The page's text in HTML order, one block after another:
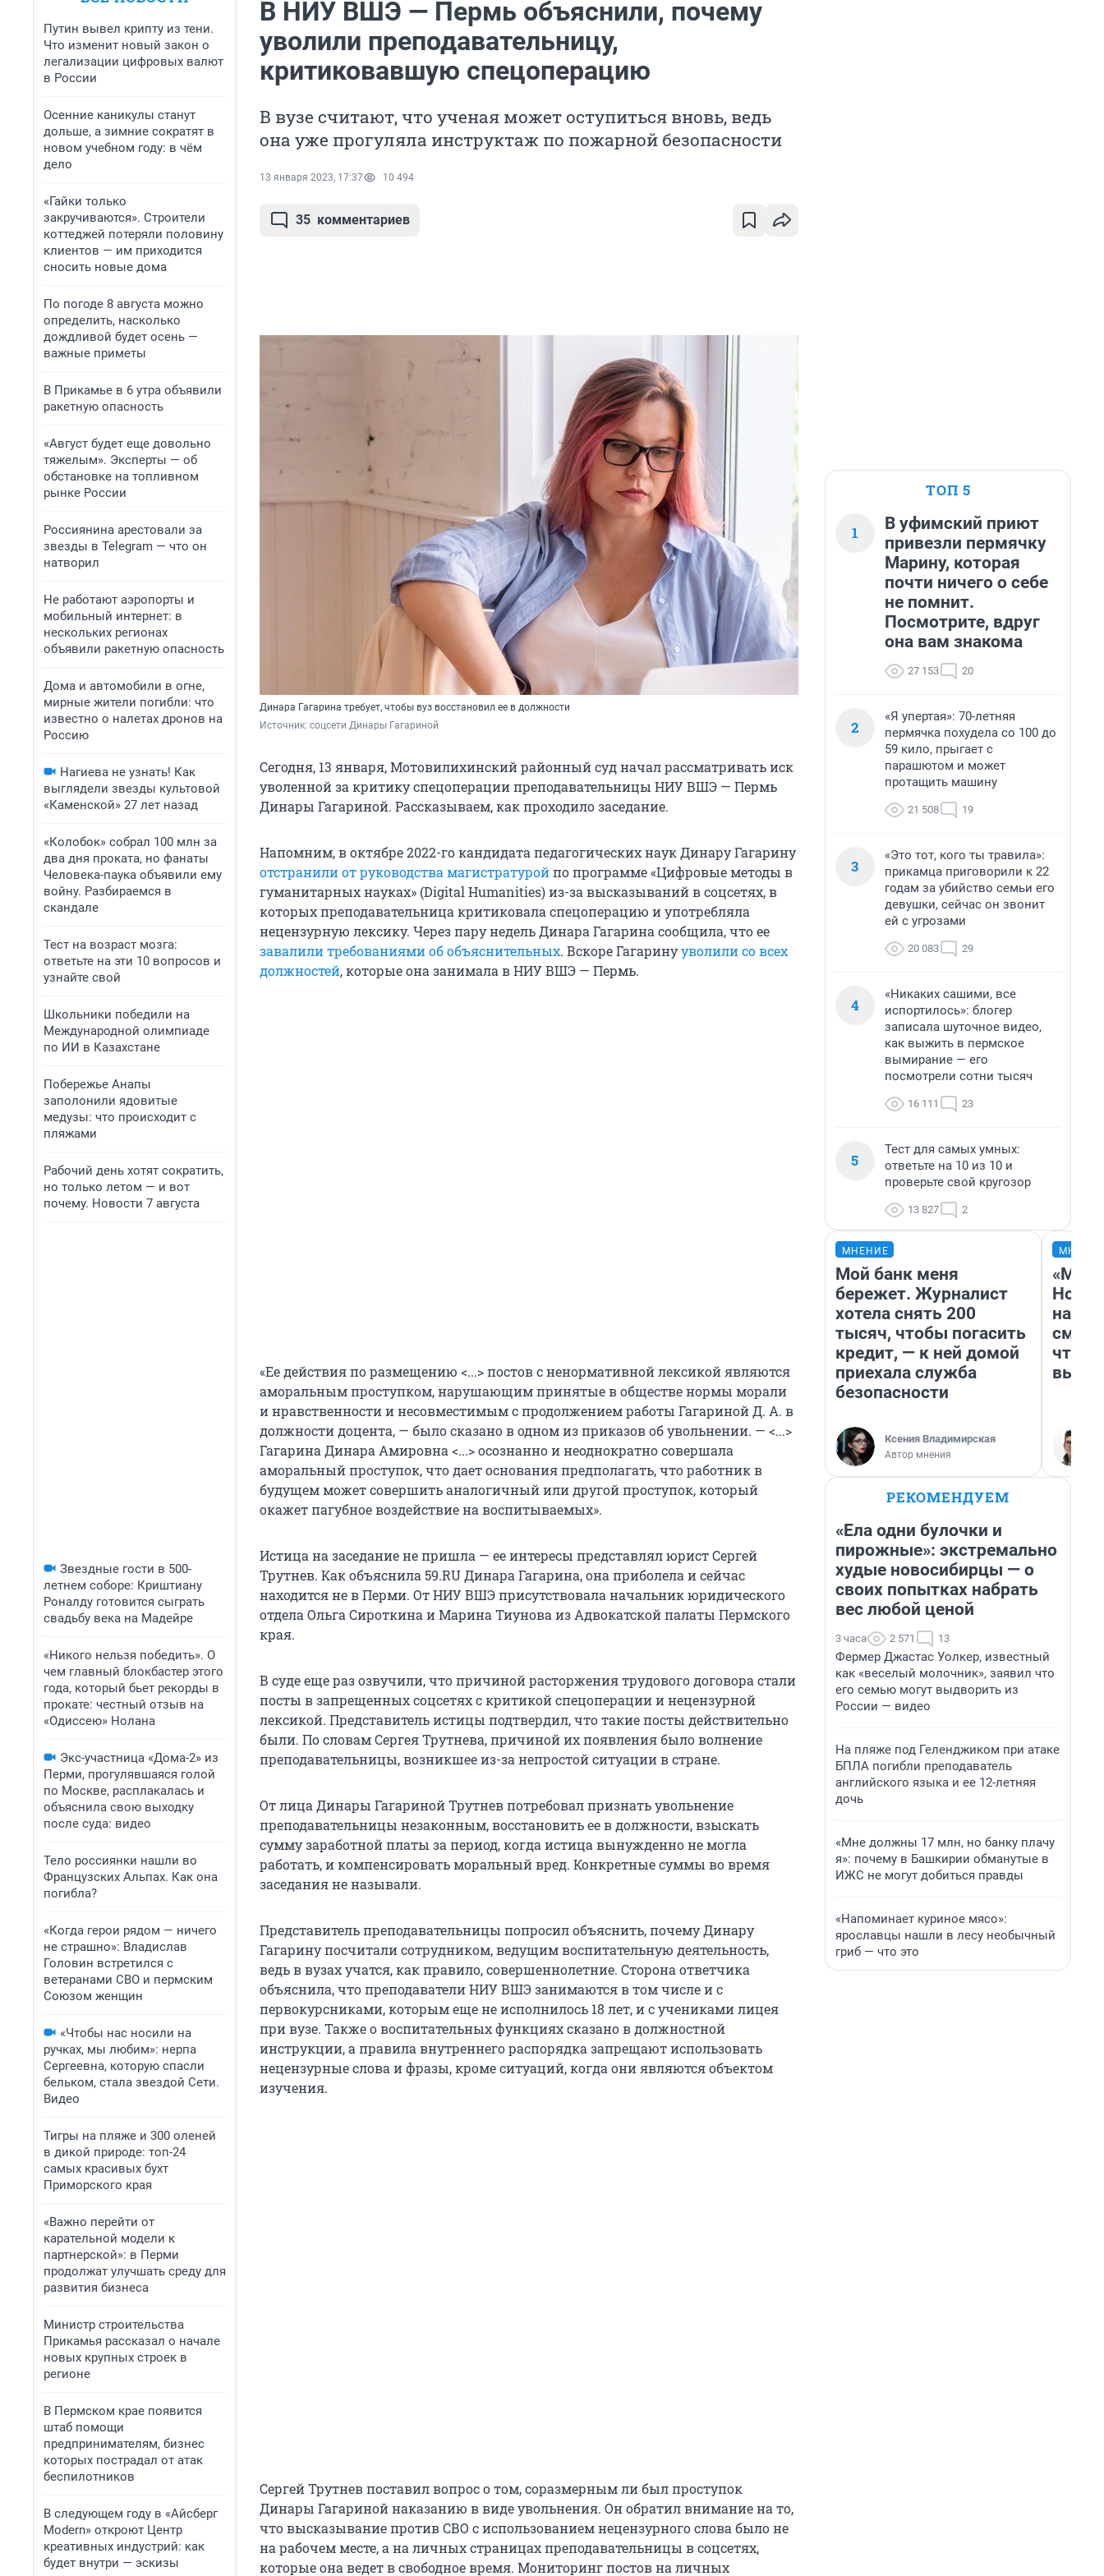
Путин вывел крипту из тени.
Что изменит новый закон о
легализации цифровых валют
в России
Осенние каникулы станут
дольше, а зимние сократят в
новом учебном году: в чём
дело
«Гайки только
закручиваются». Строители
коттеджей потеряли половину
клиентов — им приходится
сносить новые дома
По погоде 8 августа можно
определить, насколько
дождливой будет осень —
важные приметы
В Прикамье в 6 утра объявили
ракетную опасность
«Август будет еще довольно
тяжелым». Эксперты — об
обстановке на топливном
рынке России
Россиянина арестовали за
звезды в Telegram — что он
натворил
Не работают аэропорты и
мобильный интернет: в
нескольких регионах
объявили ракетную опасность
Дома и автомобили в огне,
мирные жители погибли: что
известно о налетах дронов на
Россию
Нагиева не узнать! Как
выглядели звезды культовой
«Каменской» 27 лет назад
«Колобок» собрал 100 млн за
два дня проката, но фанаты
Человека-паука объявили ему
войну. Разбираемся в
скандале
Тест на возраст мозга:
ответьте на эти 10 вопросов и
узнайте свой
Школьники победили на
Международной олимпиаде
по ИИ в Казахстане
Побережье Анапы
заполонили ядовитые
медузы: что происходит с
пляжами
Рабочий день хотят сократить,
но только летом — и вот
почему. Новости 7 августа
Звездные гости в 500-
летнем соборе: Криштиану
Роналду готовится сыграть
свадьбу века на Мадейре
«Никого нельзя победить». О
чем главный блокбастер этого
года, который бьет рекорды в
прокате: честный отзыв на
«Одиссею» Нолана
Экс-участница «Дома-2» из
Перми, прогулявшаяся голой
по Москве, расплакалась и
объяснила свою выходку
после суда: видео
Тело россиянки нашли во
Французских Альпах. Как она
погибла?
«Когда герои рядом — ничего
не страшно»: Владислав
Головин встретился с
ветеранами СВО и пермским
Союзом женщин
«Чтобы нас носили на
ручках, мы любим»: нерпа
Сергеевна, которую спасли
бельком, стала звездой Сети.
Видео
Тигры на пляже и 300 оленей
в дикой природе: топ-24
самых красивых бухт
Приморского края
«Важно перейти от
карательной модели к
партнерской»: в Перми
продолжат улучшать среду для
развития бизнеса
Министр строительства
Прикамья рассказал о начале
новых крупных строек в
регионе
В Пермском крае появится
штаб помощи
предпринимателям, бизнес
которых пострадал от атак
беспилотников
В следующем году в «Айсберг
Modern» откроют Центр
креативных индустрий: как
будет внутри — эскизы
В НИУ ВШЭ — Пермь объяснили, почему
уволили преподавательницу,
критиковавшую спецоперацию
В вузе считают, что ученая может оступиться вновь, ведь
она уже прогуляла инструктаж по пожарной безопасности
13 января 2023, 17:37 10 494
35 комментариев
Динара Гагарина требует, чтобы вуз восстановил ее в должности
Источник: соцсети Динары Гагариной
Сегодня, 13 января, Мотовилихинский районный суд начал рассматривать иск
уволенной за критику спецоперации преподавательницы НИУ ВШЭ — Пермь
Динары Гагариной. Рассказываем, как проходило заседание.
Напомним, в октябре 2022-го кандидата педагогических наук Динару Гагарину
отстранили от руководства магистратуройпо программе «Цифровые методы в
гуманитарных науках» (Digital Humanities) из-за высказываний в соцсетях, в
которых преподавательница критиковала спецоперацию и употребляла
нецензурную лексику. Через пару недель Динара Гагарина сообщила, что ее
завалили требованиями об объяснительных. Вскоре Гагаринууволили со всех
должностей, которые она занимала в НИУ ВШЭ — Пермь.
«Ее действия по размещению <...> постов с ненормативной лексикой являются
аморальным проступком, нарушающим принятые в обществе нормы морали
и нравственности и несовместимым с продолжением работы Гагариной Д. А. в
должности доцента, — было сказано в одном из приказов об увольнении. — <...>
Гагарина Динара Амировна <...> осознанно и неоднократно совершала
аморальный проступок, что дает основания предполагать, что работник в
будущем может совершить аналогичный или другой проступок, который
окажет пагубное воздействие на воспитываемых».
Истица на заседание не пришла — ее интересы представлял юрист Сергей
Трутнев. Как объяснила 59.RU Динара Гагарина, она приболела и сейчас
находится не в Перми. От НИУ ВШЭ присутствовала начальник юридического
отдела Ольга Сироткина и Марина Тиунова из Адвокатской палаты Пермского
края.
В суде еще раз озвучили, что причиной расторжения трудового договора стали
посты в запрещенных соцсетях с критикой спецоперации и нецензурной
лексикой. Представитель истицы подтвердил, что такие посты действительно
были. По словам Сергея Трутнева, причиной их появления было волнение
преподавательницы, возникшее из-за непростой ситуации в стране.
От лица Динары Гагариной Трутнев потребовал признать увольнение
преподавательницы незаконным, восстановить ее в должности, взыскать
сумму заработной платы за период, когда истица вынужденно не могла
работать, и компенсировать моральный вред. Конкретные суммы во время
заседания не называли.
Представитель преподавательницы попросил объяснить, почему Динару
Гагарину посчитали сотрудником, ведущим воспитательную деятельность,
ведь в вузах учатся, как правило, совершеннолетние. Сторона ответчика
объяснила, что преподаватели НИУ ВШЭ занимаются в том числе и с
первокурсниками, которым еще не исполнилось 18 лет, и с учениками лицея
при вузе. Также о воспитательных функциях сказано в должностной
инструкции, а правила внутреннего распорядка запрещают использовать
нецензурные слова и фразы, кроме ситуаций, когда они являются объектом
изучения.
Сергей Трутнев поставил вопрос о том, соразмерным ли был проступок
Динары Гагариной наказанию в виде увольнения. Он обратил внимание на то,
что высказывание против СВО с использованием нецензурного слова было не
на рабочем месте, а на личных страницах преподавательницы в соцсетях,
которые она ведет в свободное время. Мониторинг постов на личных
ТОП 5
1
В уфимский приют
привезли пермячку
Марину, которая
почти ничего о себе
не помнит.
Посмотрите, вдруг
она вам знакома
27 153 20
2
«Я упертая»: 70-летняя
пермячка похудела со 100 до
59 кило, прыгает с
парашютом и может
протащить машину
21 508 19
3
«Это тот, кого ты травила»:
прикамца приговорили к 22
годам за убийство семьи его
девушки, сейчас он звонит
ей с угрозами
20 083 29
4
«Никаких сашими, все
испортилось»: блогер
записала шуточное видео,
как выжить в пермское
вымирание — его
посмотрели сотни тысяч
16 111 23
5
Тест для самых умных:
ответьте на 10 из 10 и
проверьте свой кругозор
13 827 2
МНЕНИЕ
Мой банк меня
бережет. Журналист
хотела снять 200
тысяч, чтобы погасить
кредит, — к ней домой
приехала служба
безопасности
Ксения Владимирская
Автор мнения
«Мы
РЕКОМЕНДУЕМ
«Ела одни булочки и
пирожные»: экстремально
худые новосибирцы — о
своих попытках набрать
вес любой ценой
3 часа 2 571 13
Фермер Джастас Уолкер, известный
как «веселый молочник», заявил что
его семью могут выдворить из
России — видео
На пляже под Геленджиком при атаке
БПЛА погибли преподаватель
английского языка и ее 12-летняя
дочь
«Мне должны 17 млн, но банку плачу
я»: почему в Башкирии обманутые в
ИЖС не могут добиться правды
«Напоминает куриное мясо»:
ярославцы нашли в лесу необычный
гриб — что это